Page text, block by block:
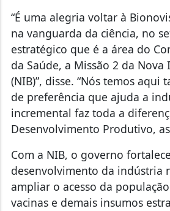
“É uma alegria voltar à
na vanguarda da ciência, no
estratégico que é a área do
da Saúde, a Missão 2 da Nova
(NIB)”, disse. “Nós temos aqui
de preferência que ajuda a
incremental faz toda a
Desenvolvimento Produtivo, as
Com a NIB, o governo
desenvolvimento da indústria
ampliar o acesso da
vacinas e demais insumos